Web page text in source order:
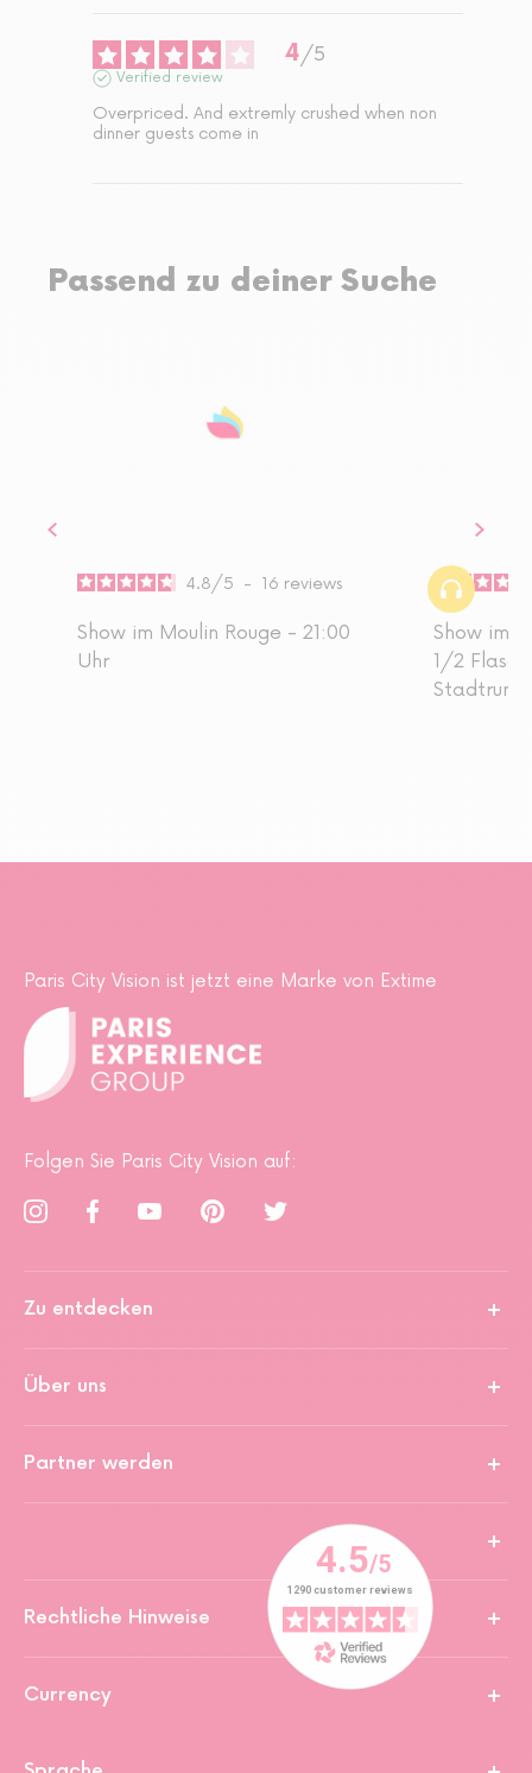
4/5
Verified review
Overpriced. And extremly crushed when non
dinner guests come in
Passend zu deiner Suche
4.8/5 - 16 reviews
Show im Moulin Rouge - 21:00
Uhr
Show im
1/2
Paris City Vision ist jetzt eine Marke von Extime
Folgen Sie Paris City Vision auf:
Zu entdecken
Über uns
Partner werden
Rechtliche Hinweise
Currency